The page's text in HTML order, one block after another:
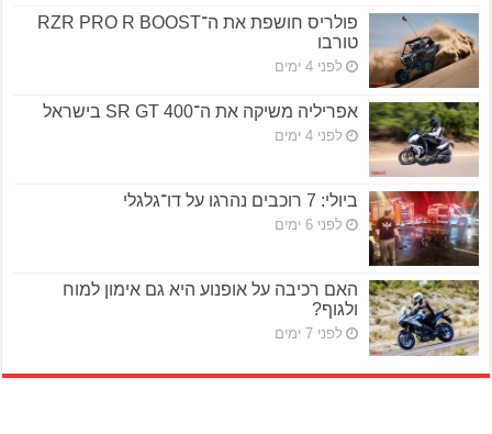
פולריס חושפת את ה־RZR PRO R BOOST
טורבו
לפני 4 ימים
אפריליה משיקה את ה־SR GT 400 בישראל
לפני 4 ימים
ביולי: 7 רוכבים נהרגו על דו־גלגלי
לפני 6 ימים
האם רכיבה על אופנוע היא גם אימון למוח
ולגוף?
לפני 7 ימים